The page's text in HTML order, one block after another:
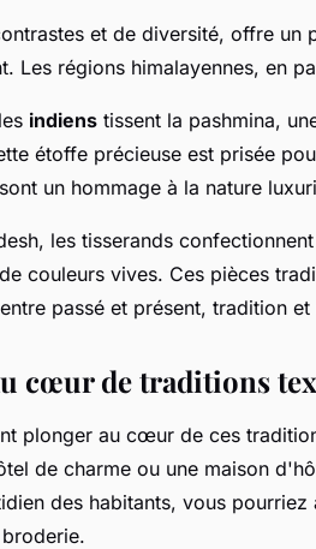
et de diversité, offre un
Les régions himalayennes, en
indiens tissent la pashmina,
étoffe précieuse est prisée
un hommage à la nature
les tisserands
couleurs vives. Ces pièces
passé et présent, tradition et
cœur de traditions
plonger au cœur de ces
de charme ou une maison
des habitants, vous